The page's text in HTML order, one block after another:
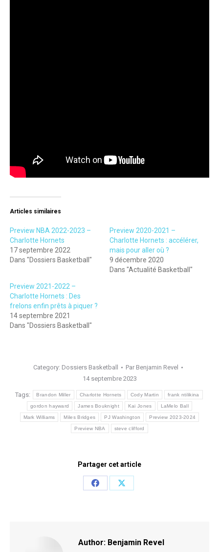
Articles similaires
Preview NBA 2022-2023 –
Charlotte Hornets
17 septembre 2022
Dans "Dossiers Basketball"
Preview 2020-2021 –
Charlotte Hornets : accélérer,
mais pour aller où ?
9 décembre 2020
Dans "Actualité Basketball"
Preview 2021-2022 –
Charlotte Hornets : Des
frelons enfin prêts à piquer ?
14 septembre 2021
Dans "Dossiers Basketball"
Category: Dossiers Basketball Par Benjamin Revel
14 septembre 2023
Tags: Brandon Miller Charlotte Hornets Cody Martin frank ntilikina
gordon hayward James Bouknight Kai Jones LaMelo Ball
Mark Williams Miles Bridges PJ Washington Preview 2023-2024
Preview NBA steve clifford
Partager cet article
Share
Share
Author: Benjamin Revel